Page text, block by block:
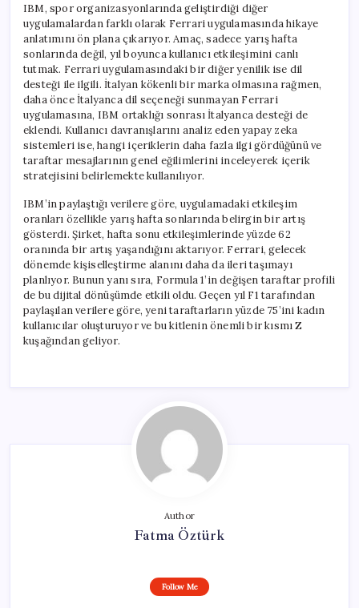
IBM, spor organizasyonlarında geliştirdiği diğer
uygulamalardan farklı olarak Ferrari uygulamasında hikaye
anlatımını ön plana çıkarıyor. Amaç, sadece yarış hafta
sonlarında değil, yıl boyunca kullanıcı etkileşimini canlı
tutmak. Ferrari uygulamasındaki bir diğer yenilik ise dil
desteği ile ilgili. İtalyan kökenli bir marka olmasına rağmen,
daha önce İtalyanca dil seçeneği sunmayan Ferrari
uygulamasına, IBM ortaklığı sonrası İtalyanca desteği de
eklendi. Kullanıcı davranışlarını analiz eden yapay zeka
sistemleri ise, hangi içeriklerin daha fazla ilgi gördüğünü ve
taraftar mesajlarının genel eğilimlerini inceleyerek içerik
stratejisini belirlemekte kullanılıyor.
IBM’in paylaştığı verilere göre, uygulamadaki etkileşim
oranları özellikle yarış hafta sonlarında belirgin bir artış
gösterdi. Şirket, hafta sonu etkileşimlerinde yüzde 62
oranında bir artış yaşandığını aktarıyor. Ferrari, gelecek
dönemde kişiselleştirme alanını daha da ileri taşımayı
planlıyor. Bunun yanı sıra, Formula 1’in değişen taraftar profili
de bu dijital dönüşümde etkili oldu. Geçen yıl F1 tarafından
paylaşılan verilere göre, yeni taraftarların yüzde 75’ini kadın
kullanıcılar oluşturuyor ve bu kitlenin önemli bir kısmı Z
kuşağından geliyor.
Author
Fatma Öztürk
Follow Me